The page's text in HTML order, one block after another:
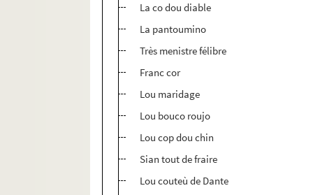
La co dou diable
La pantoumino
Très menistre félibre
Franc cor
Lou maridage
Lou bouco roujo
Lou cop dou chin
Sian tout de fraire
Lou couteù de Dante